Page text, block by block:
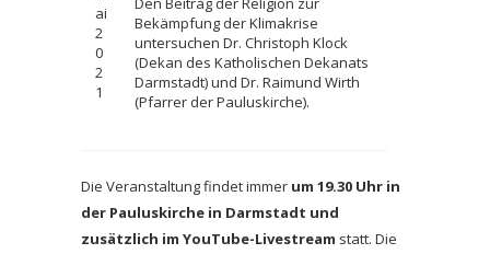
ai
2
0
2
1
Bekämpfung der Klimakrise
untersuchen Dr. Christoph Klock
(Dekan des Katholischen Dekanats
Darmstadt) und Dr. Raimund Wirth
(Pfarrer der Pauluskirche).
Die Veranstaltung findet immer um 19.30 Uhr in
der Pauluskirche in Darmstadt und
zusätzlich im YouTube-Livestream statt. Die